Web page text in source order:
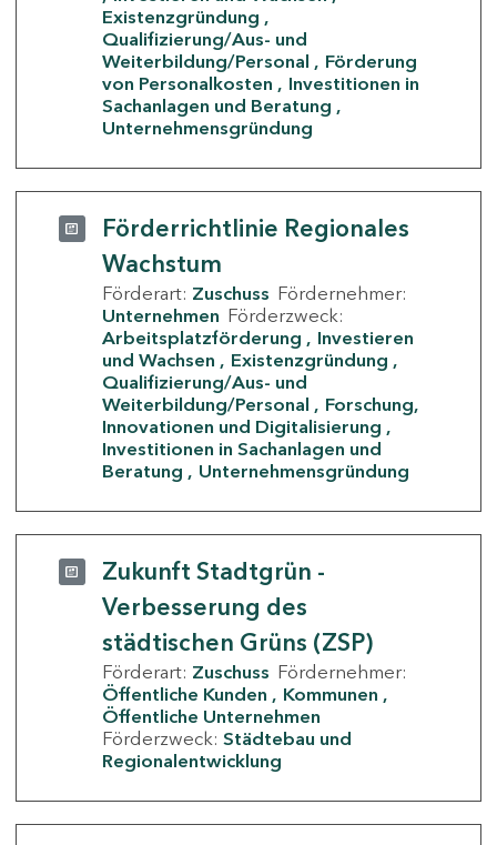
Existenzgründung
Qualifizierung/Aus- und
Weiterbildung/Personal
Förderung
von Personalkosten
Investitionen in
Sachanlagen und Beratung
Unternehmensgründung
Förderrichtlinie Regionales
Wachstum
Förderart: Zuschuss Fördernehmer:
Unternehmen Förderzweck:
Arbeitsplatzförderung
Investieren
und Wachsen
Existenzgründung
Qualifizierung/Aus- und
Weiterbildung/Personal
Forschung,
Innovationen und Digitalisierung
Investitionen in Sachanlagen und
Beratung
Unternehmensgründung
Zukunft Stadtgrün -
Verbesserung des
städtischen Grüns (ZSP)
Förderart: Zuschuss Fördernehmer:
Öffentliche Kunden
Kommunen
Öffentliche Unternehmen
Förderzweck: Städtebau und
Regionalentwicklung